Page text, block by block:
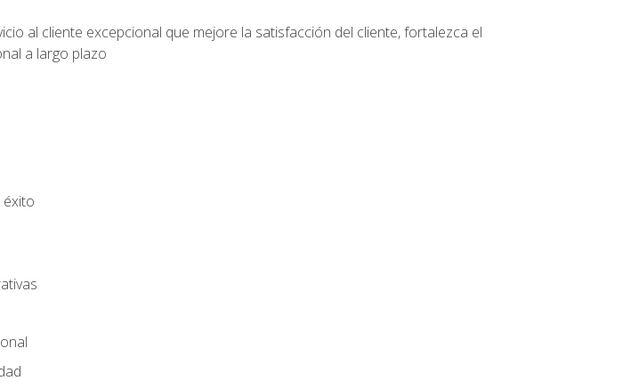
al cliente excepcional que mejore la satisfacción del cliente, fortalezca el
a largo plazo
éxito